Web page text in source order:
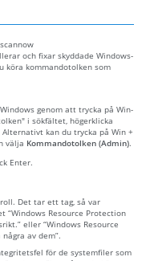
och fixar skyddade Windows-
köra kommandotolken som
genom att trycka på Win-
i sökfältet, högerklicka
Alternativt kan du trycka på Win +
välja Kommandotolken (Admin).
Enter.
Det tar ett tag, så var
Resource Protection
eller “Windows Resource
av dem”.
för de systemfiler som